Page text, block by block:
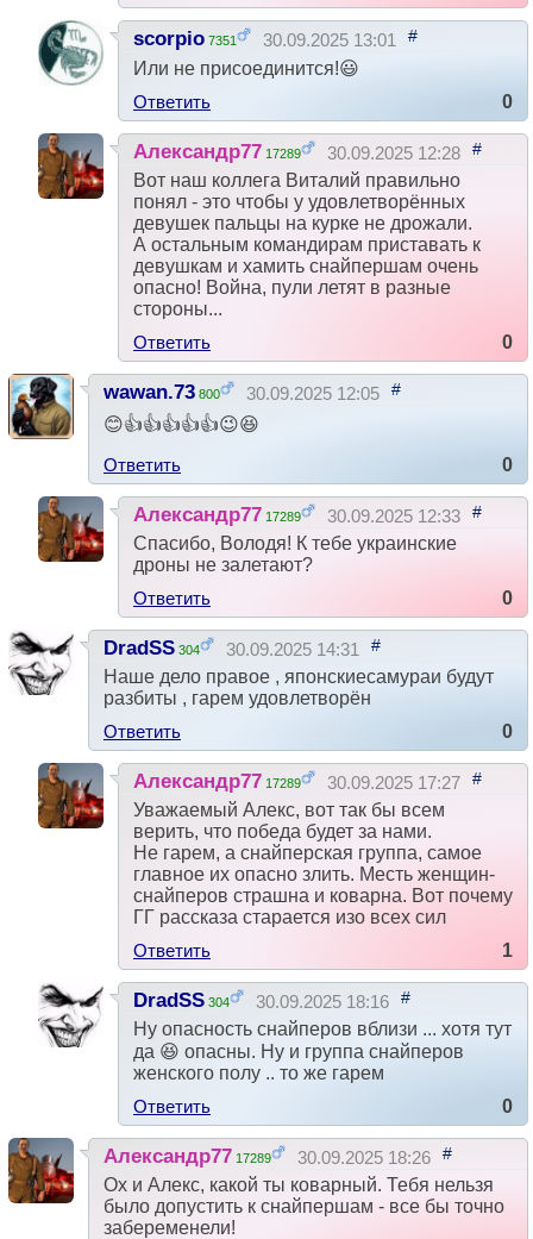
scorpio 7351 30.09.2025 13:01 #
Или не присоединится!😃
Ответить
0
Александр77 17289 30.09.2025 12:28 #
Вот наш коллега Виталий правильно
понял - это чтобы у удовлетворённых
девушек пальцы на курке не дрожали.
А остальным командирам приставать к
девушкам и хамить снайпершам очень
опасно! Война, пули летят в разные
стороны...
Ответить
0
wawan.73 800 30.09.2025 12:05 #
😊👍👍👍👍👍😉😆
Ответить
0
Александр77 17289 30.09.2025 12:33 #
Спасибо, Володя! К тебе украинские
дроны не залетают?
Ответить
0
DradSS 304 30.09.2025 14:31 #
Наше дело правое , японскиесамураи будут
разбиты , гарем удовлетворён
Ответить
0
Александр77 17289 30.09.2025 17:27 #
Уважаемый Алекс, вот так бы всем
верить, что победа будет за нами.
Не гарем, а снайперская группа, самое
главное их опасно злить. Месть женщин-
снайперов страшна и коварна. Вот почему
ГГ рассказа старается изо всех сил
Ответить
1
DradSS 304 30.09.2025 18:16 #
Ну опасность снайперов вблизи ... хотя тут
да 😆 опасны. Ну и группа снайперов
женского полу .. то же гарем
Ответить
0
Александр77 17289 30.09.2025 18:26 #
Ох и Алекс, какой ты коварный. Тебя нельзя
было допустить к снайпершам - все бы точно
забеременели!